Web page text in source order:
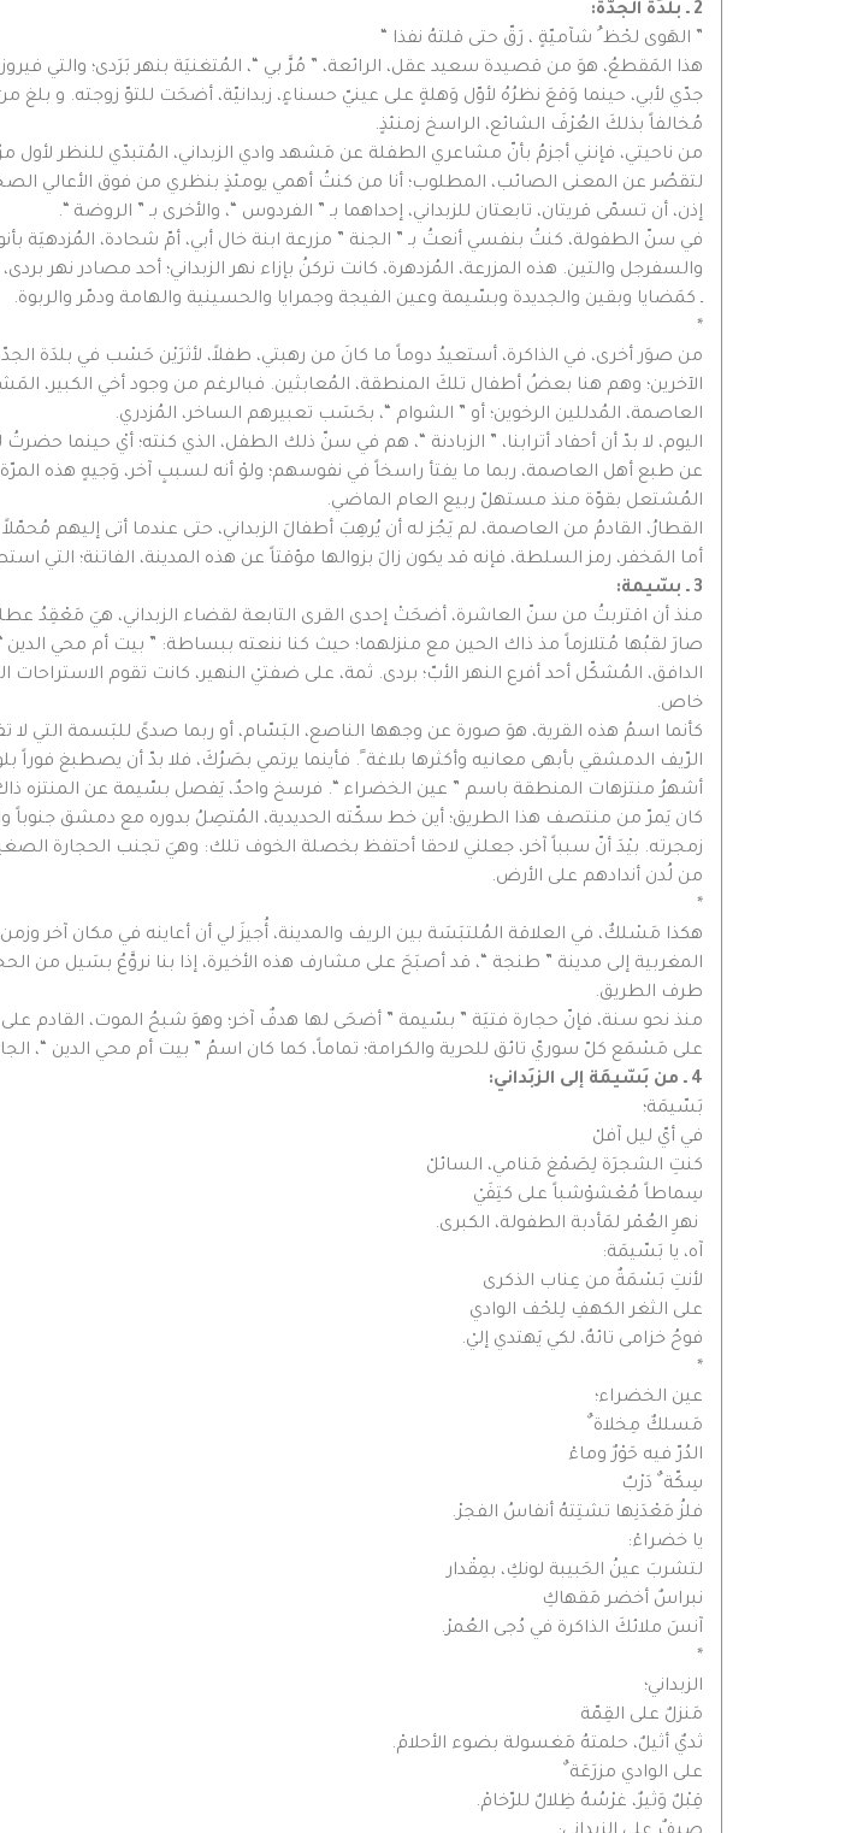
2 ـ بلدَة الجدّة:
” الهَوى لحْظ ُ شآميّةٍ ، رَقّ حتى قلتهُ نفذا “
هذا المَقطعُ، هوَ من قصيدة سعيد عقل، الرائعة، ” مُرَّ بي “، المُتغنيَة بنهر بَرَدى؛ والتي
جدّي لأبي، حينما وَقعَ نظرُهُ لأوّل وَهلةٍ على عينيّ حسناءٍ، زبدانيّة، أضحَت للتوّ زوجته. و بلغ من
مُخالفاً بذلكَ العُرْفَ الشائع، الراسخ زمنئذٍ.
من ناحيتي، فإنني أجزمُ بأنّ مشاعري الطفلة عن مَشهد وادي الزبداني، المُتبدّي للنظر لأول
لتقصُر عن المعنى الصائب، المطلوب؛ أنا من كنتُ أهمي يومئذٍ بنظري من فوق الأعالي
إذن، أن تسمّى قريتان، تابعتان للزبداني، إحداهما بـ ” الفردوس “، والأخرى بـ ” الروضة “.
في سنّ الطفولة، كنتُ بنفسي أنعتُ بـ ” الجنة ” مزرعة ابنة خال أبي، أمّ شحادة، المُزدهيَة
والسفرجل والتين. هذه المزرعة، المُزدهرة، كانت تركنُ بإزاء نهر الزبداني؛ أحد مصادر نهر
ـ كمَضايا وبقين والجديدة وبسّيمة وعين الفيجة وجمرايا والحسينية والهامة ودمّر والربوة.
*
من صوَر أخرى، في الذاكرة، أستعيدُ دوماً ما كانَ من رهبتي، طفلاً، لأثرَيْن حَسْب في بلدَة
الآخرين؛ وهم هنا بعضُ أطفال تلكَ المنطقة، المُعابثين. فبالرغم من وجود أخي الكبير،
العاصمة، المُدللين الرخوين؛ أو ” الشوام “، بحَسَب تعبيرهم الساخر، المُزدري.
اليوم، لا بدّ أن أحفاد أترابنا، ” الزبادنة “، هم في سنّ ذلك الطفل، الذي كنته؛ أيْ حينما
عن طبع أهل العاصمة، ربما ما يفتأ راسخاً في نفوسهم؛ ولوْ أنه لسببٍ آخر، وَجيهٍ هذه
المُشتعل بقوّة منذ مستهلّ ربيع العام الماضي.
القطارُ، القادمُ من العاصمة، لم يَجُز له أن يُرهِبَ أطفالَ الزبداني، حتى عندما أتى إليهم
أما المَخفر، رمز السلطة، فإنه قد يكون زالَ بزوالها مؤقتاً عن هذه المدينة، الفاتنة؛ التي
3 ـ بسّيمة:
منذ أن اقتربتُ من سنّ العاشرة، أضحَتْ إحدى القرى التابعة لقضاء الزبداني، هيَ مَعْقِدُ
صارَ لقبُها مُتلازماً مذ ذاك الحين مع منزلهما؛ حيث كنا ننعته ببساطة: ” بيت أم محي
الدافق، المُشكّل أحد أفرع النهر الأبّ؛ بردى. ثمة، على ضفتيْ النهير، كانت تقوم
خاص.
كأنما اسمُ هذه القرية، هوَ صورة عن وجهها الناصع، البَسّام، أو ربما صدىً للبَسمة التي
الرّيف الدمشقي بأبهى معانيه وأكثرها بلاغة ً. فأينما يرتمي بصَرُكَ، فلا بدّ أن يصطبغ فوراً
أشهرُ منتزهات المنطقة باسم ” عين الخضراء “. فرسخ واحدٌ، يَفصل بسّيمة عن المنتزه ذاك،
كان يَمرّ من منتصف هذا الطريق؛ أين خط سكّته الحديدية، المُتصِلُ بدوره مع دمشق جنوباً
زمجرته. بيْدَ أنّ سبباً آخر، جعلني لاحقا أحتفظ بخصلة الخوف تلك: وهيَ تجنب الحجارة
من لُدن أندادهم على الأرض.
*
هكذا مَسْلكٌ، في العلاقة المُلتبَسَة بين الريف والمدينة، أُجيزَ لي أن أعاينه في مكان آخر
المغربية إلى مدينة ” طنجة “، قد أصبَحَ على مشارف هذه الأخيرة، إذا بنا نروَّعُ بسَيل من
طرف الطريق.
منذ نحو سنة، فإنّ حجارة فتيَة ” بسّيمة ” أضحَى لها هدفٌ آخر؛ وهوَ شبحُ الموت، القادم
على مَسْمَع كلّ سوريّ تائق للحرية والكرامة؛ تماماً، كما كان اسمُ ” بيت أم محي الدين “،
4 ـ من بَسّيمَة إلى الزبَداني:
بَسّيمَة؛
في أيّ ليل آفلْ
كنتِ الشجرَة لِصَمْغ مَنامي، السائلْ
سِماطاً مُعْشوْشباً على كتِفَيْ
نهرِ العُمْر لمَأدبة الطفولة، الكبرى.
آه، يا بَسّيمَة:
لأنتِ بَسْمَةٌ من عِناب الذكرى
على الثغر الكهفِ لِلحْف الوادي
فوحُ خزامى تائهٌ، لكي يَهتدي إليْ.
*
عين الخضراء؛
مَسلكٌ مِخلاة ٌ
الدُرّ فيه حَوْرٌ وماءْ
سِكّة ٌ دَرْبٌ
فلزُ مَعْدَنِها تشتِتهُ أنفاسُ الفجرْ.
يا خضراءْ:
لتشربَ عينُ الحَبيبة لونكِ، بمِقْدار
نبراسٌ أخضر مَقهاكِ
آنسَ ملائكَ الذاكرة في دُجى العُمرْ.
*
الزبداني؛
مَنزلٌ على القِمّة
ثديٌ أثيلٌ، حلمتهُ مَغسولة بضوء الأحلامْ.
على الوادي مزرَعَة ٌ
قِبْلٌ وَثيرٌ، غرْسُهُ ظِلالٌ للرّخامْ.